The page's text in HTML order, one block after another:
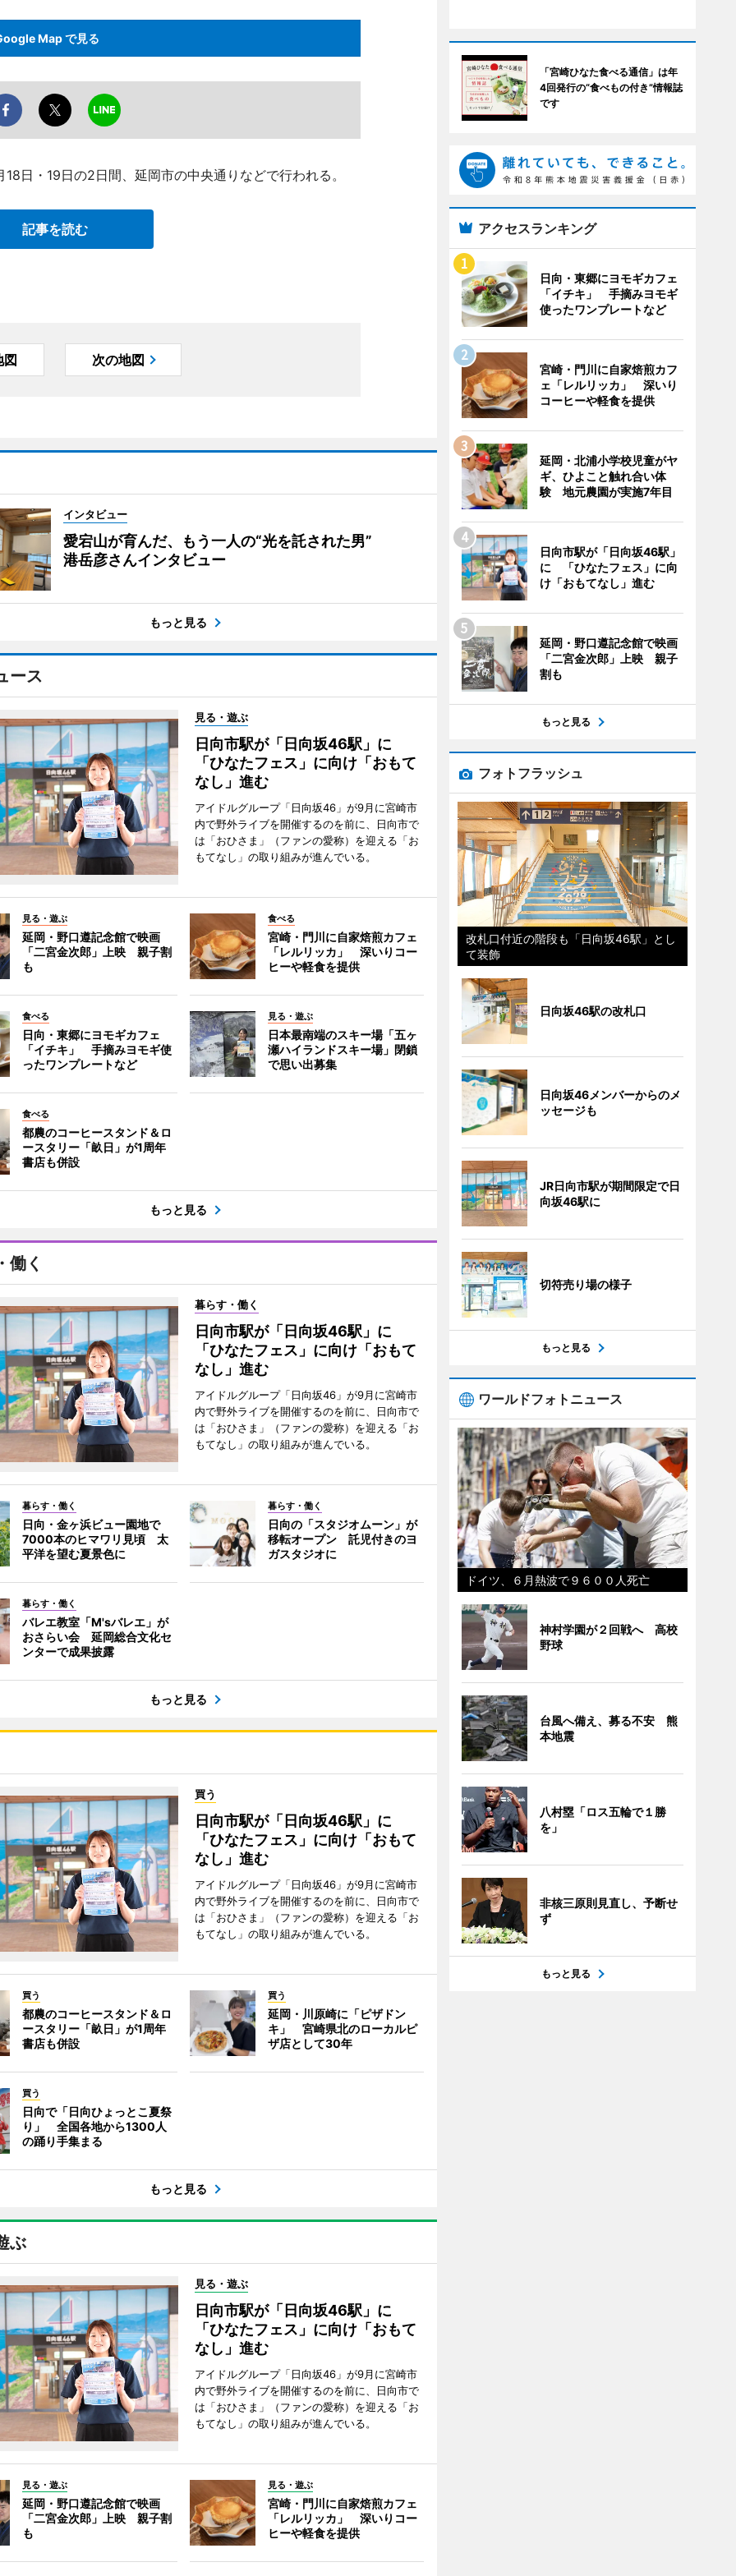
Map で見る
日・19日の2日間、延岡市の中央通りなどで行われる。
記事を読む
図 次の地図
インタビュー
愛宕山が育んだ、もう一人の“光を託された男”
港岳彦さんインタビュー
もっと見る
ース
見る・遊ぶ
日向市駅が「日向坂46駅」に
「ひなたフェス」に向け「おもて
なし」進む
アイドルグループ「日向坂46」が9月に宮崎市
内で野外ライブを開催するのを前に、日向市で
は「おひさま」（ファンの愛称）を迎える「お
もてなし」の取り組みが進んでいる。
見る・遊ぶ
延岡・野口遵記念館で映画
「二宮金次郎」上映 親子割
も
食べる
宮崎・門川に自家焙煎カフェ
「レルリッカ」 深いりコー
ヒーや軽食を提供
食べる
日向・東郷にヨモギカフェ
「イチキ」 手摘みヨモギ使
ったワンプレートなど
見る・遊ぶ
日本最南端のスキー場「五ヶ
瀬ハイランドスキー場」閉鎖
で思い出募集
食べる
都農のコーヒースタンド＆ロ
ースタリー「畝日」が1周年
書店も併設
もっと見る
働く
暮らす・働く
日向市駅が「日向坂46駅」に
「ひなたフェス」に向け「おもて
なし」進む
アイドルグループ「日向坂46」が9月に宮崎市
内で野外ライブを開催するのを前に、日向市で
は「おひさま」（ファンの愛称）を迎える「お
もてなし」の取り組みが進んでいる。
暮らす・働く
日向・金ヶ浜ビュー園地で
7000本のヒマワリ見頃 太
平洋を望む夏景色に
暮らす・働く
日向の「スタジオムーン」が
移転オープン 託児付きのヨ
ガスタジオに
暮らす・働く
バレエ教室「M'sバレエ」が
おさらい会 延岡総合文化セ
ンターで成果披露
もっと見る
買う
日向市駅が「日向坂46駅」に
「ひなたフェス」に向け「おもて
なし」進む
アイドルグループ「日向坂46」が9月に宮崎市
内で野外ライブを開催するのを前に、日向市で
は「おひさま」（ファンの愛称）を迎える「お
もてなし」の取り組みが進んでいる。
買う
都農のコーヒースタンド＆ロ
ースタリー「畝日」が1周年
書店も併設
買う
延岡・川原崎に「ピザドン
キ」 宮崎県北のローカルピ
ザ店として30年
買う
日向で「日向ひょっとこ夏祭
り」 全国各地から1300人
の踊り手集まる
もっと見る
ぶ
見る・遊ぶ
日向市駅が「日向坂46駅」に
「ひなたフェス」に向け「おもて
なし」進む
アイドルグループ「日向坂46」が9月に宮崎市
内で野外ライブを開催するのを前に、日向市で
は「おひさま」（ファンの愛称）を迎える「お
もてなし」の取り組みが進んでいる。
見る・遊ぶ
延岡・野口遵記念館で映画
「二宮金次郎」上映 親子割
も
見る・遊ぶ
宮崎・門川に自家焙煎カフェ
「レルリッカ」 深いりコー
ヒーや軽食を提供
「宮崎ひなた食べる通信」は年
4回発行の“食べもの付き”情報誌
です
アクセスランキング
日向・東郷にヨモギカフェ
「イチキ」 手摘みヨモギ
使ったワンプレートなど
宮崎・門川に自家焙煎カフ
ェ「レルリッカ」 深いり
コーヒーや軽食を提供
延岡・北浦小学校児童がヤ
ギ、ひよこと触れ合い体
験 地元農園が実施7年目
日向市駅が「日向坂46駅」
に 「ひなたフェス」に向
け「おもてなし」進む
延岡・野口遵記念館で映画
「二宮金次郎」上映 親子
割も
もっと見る
フォトフラッシュ
改札口付近の階段も「日向坂46駅」とし
て装飾
日向坂46駅の改札口
日向坂46メンバーからのメ
ッセージも
JR日向市駅が期間限定で日
向坂46駅に
切符売り場の様子
もっと見る
ワールドフォトニュース
ドイツ、６月熱波で９６００人死亡
神村学園が２回戦へ 高校
野球
台風へ備え、募る不安 熊
本地震
八村塁「ロス五輪で１勝
を」
非核三原則見直し、予断せ
ず
もっと見る